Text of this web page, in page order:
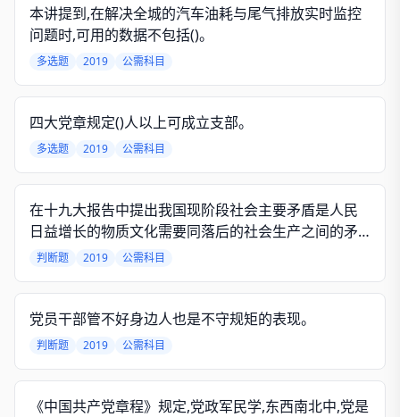
本讲提到,在解决全城的汽车油耗与尾气排放实时监控
问题时,可用的数据不包括()。
多选题 2019 公需科目
四大党章规定()人以上可成立支部。
多选题 2019 公需科目
在十九大报告中提出我国现阶段社会主要矛盾是人民
日益增长的物质文化需要同落后的社会生产之间的矛
盾。
判断题 2019 公需科目
党员干部管不好身边人也是不守规矩的表现。
判断题 2019 公需科目
《中国共产党章程》规定,党政军民学,东西南北中,党是